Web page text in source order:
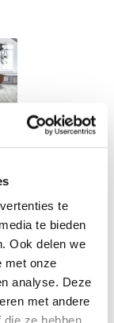
te
te bieden
Ook delen we
met onze
analyse. Deze
met andere